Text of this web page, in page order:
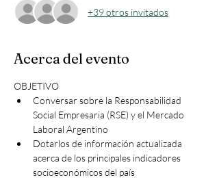
+39 otros invitados
Acerca del evento
OBJETIVO
Conversar sobre la Responsabilidad
Social Empresaria (RSE) y el Mercado
Laboral Argentino
Dotarlos de información actualizada
acerca de los principales indicadores
socioeconómicos del país